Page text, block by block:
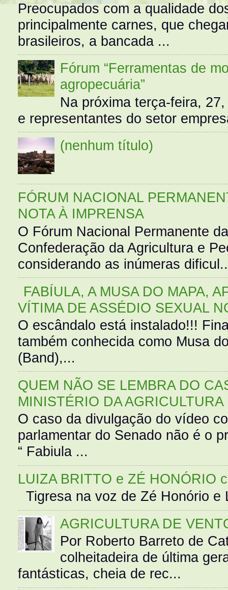
Preocupados com a qualidade
principalmente carnes, que
brasileiros, a bancada ...
Fórum “Ferramentas de
agropecuária”
Na próxima terça-feira,
e representantes do setor
(nenhum título)
FÓRUM NACIONAL
NOTA À IMPRENSA
O Fórum Nacional Permanente
Confederação da Agricultura e
considerando as inúmeras
FABÍULA, A MUSA DO MAPA,
VÍTIMA DE ASSÉDIO SEXUAL
O escândalo está instalado!!!
também conhecida como Musa
(Band),...
QUEM NÃO SE LEMBRA DO
MINISTÉRIO DA AGRICULTURA
O caso da divulgação do vídeo
parlamentar do Senado não é o
“ Fabiula ...
LUIZA BRITTO e ZÉ HONÓRIO
Tigresa na voz de Zé Honório
AGRICULTURA DE
Por Roberto Barreto de
colheitadeira de última
fantásticas, cheia de rec...